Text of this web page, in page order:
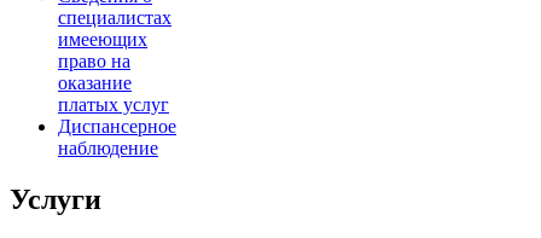
специалистах
имееющих
право на
оказание
платых услуг
Диспансерное
наблюдение
Услуги